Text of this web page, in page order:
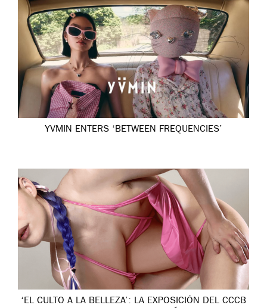
YVMIN ENTERS ‘BETWEEN FREQUENCIES’
‘EL CULTO A LA BELLEZA’: LA EXPOSICIÓN DEL CCCB